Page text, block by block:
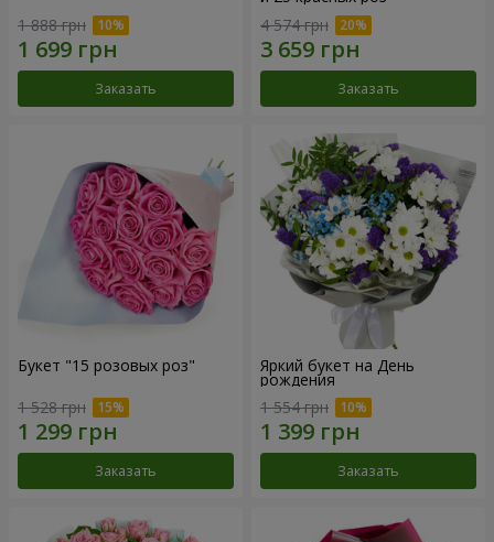
1 888 грн
Заказать
4 574 грн
Заказать
Букет "15 розовых роз"
1 528 грн
Заказать
Яркий букет на День
рождения
1 554 грн
Заказать